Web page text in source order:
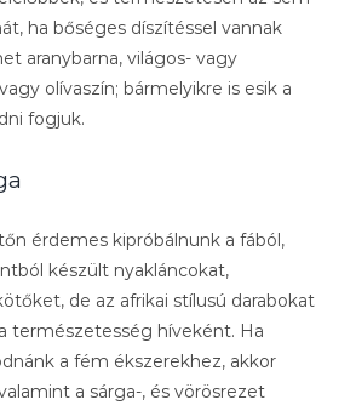
ha bőséges díszítéssel vannak
aranybarna, világos- vagy
olívaszín; bármelyikre is esik a
fogjuk.
érdemes kipróbálnunk a fából,
készült nyakláncokat,
de az afrikai stílusú darabokat
természetesség híveként. Ha
a fém ékszerekhez, akkor
a sárga-, és vörösrezet